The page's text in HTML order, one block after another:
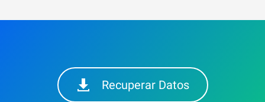
Recuperar Datos